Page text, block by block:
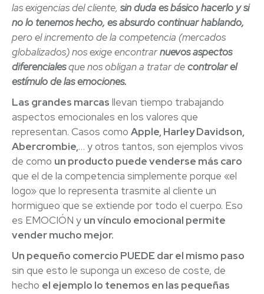
las exigencias del cliente, sin duda es básico hacerlo y si
no lo tenemos hecho, es absurdo continuar hablando,
pero el incremento de la competencia (mercados
globalizados) nos exige encontrarnuevos aspectos
diferencialesque nos obligan a tratar decontrolar el
estímulo de las emociones.
Las grandes marcas llevan tiempo trabajando
aspectos emocionales en los valores que
representan. Casos como Apple, Harley Davidson,
Abercrombie,… y otros tantos, son ejemplos vivos
de como un producto puede venderse más caro
que el de la competencia simplemente porque «el
logo» que lo representa trasmite al cliente un
hormigueo que se extiende por todo el cuerpo. Eso
es EMOCIÓN y un vínculo emocional permite
vender mucho mejor.
Un pequeño comercio PUEDE dar el mismo paso
sin que esto le suponga un exceso de coste, de
hecho el ejemplo lo tenemos en las pequeñas